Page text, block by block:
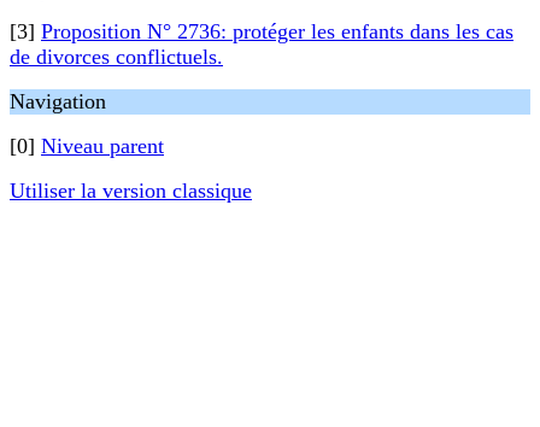
[3] Proposition N° 2736: protéger les enfants dans les cas
de divorces conflictuels.
Navigation
[0] Niveau parent
Utiliser la version classique